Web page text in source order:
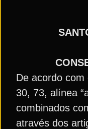
De acordo com
30, 73, alínea
combinados
através dos